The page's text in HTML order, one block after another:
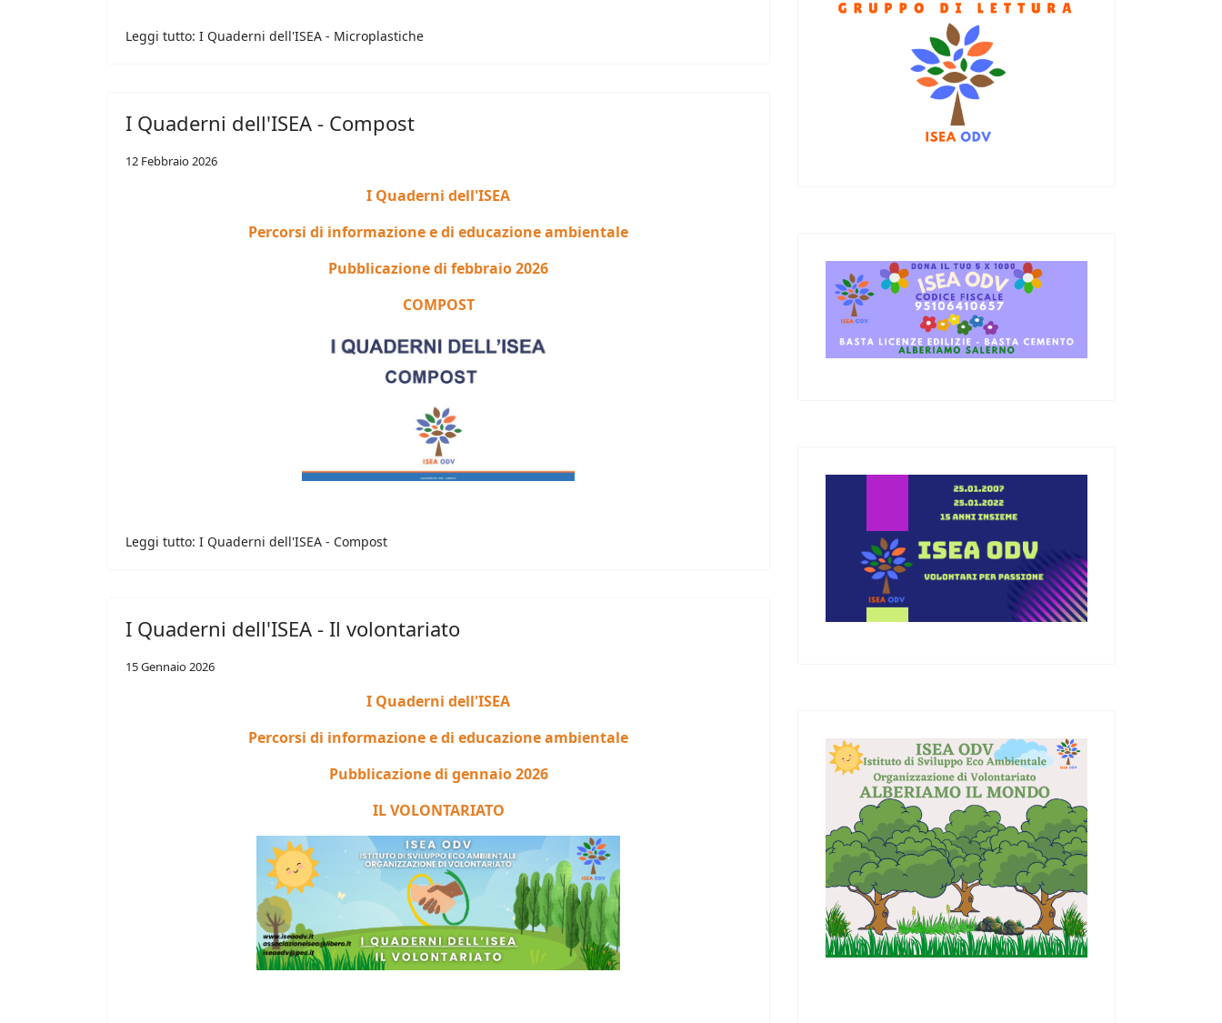
Leggi tutto: I Quaderni dell'ISEA - Microplastiche
I Quaderni dell'ISEA - Compost
12 Febbraio 2026
I Quaderni dell'ISEA
Percorsi di informazione e di educazione ambientale
Pubblicazione di febbraio 2026
COMPOST
Leggi tutto: I Quaderni dell'ISEA - Compost
I Quaderni dell'ISEA - Il volontariato
15 Gennaio 2026
I Quaderni dell'ISEA
Percorsi di informazione e di educazione ambientale
Pubblicazione di gennaio 2026
IL VOLONTARIATO